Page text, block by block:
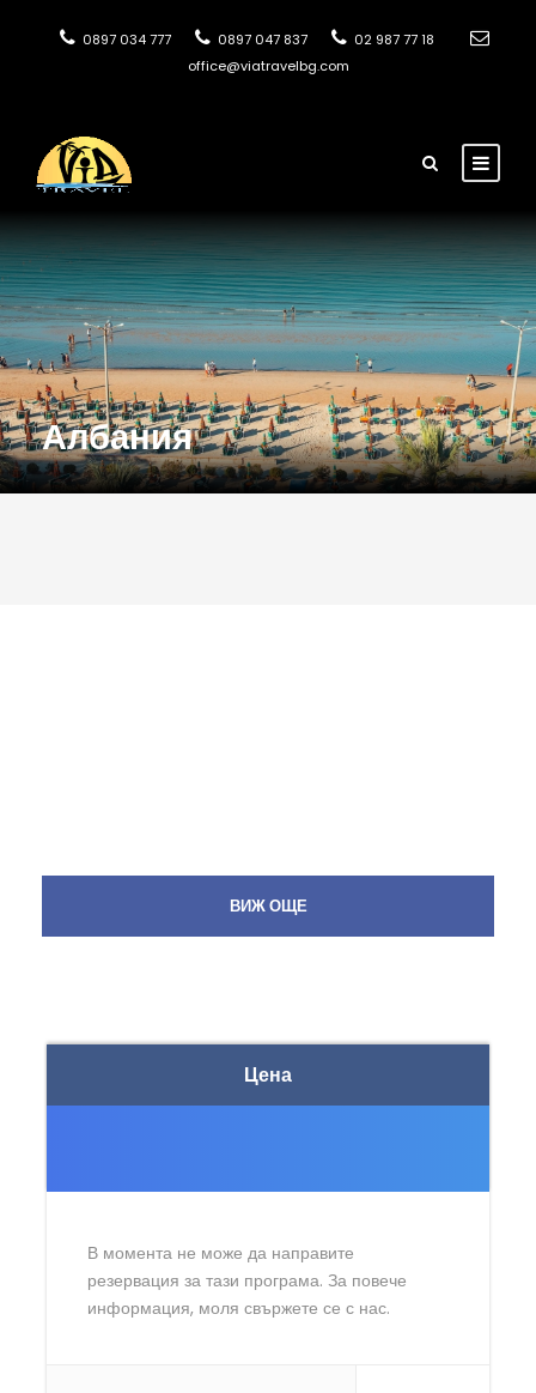
0897 034 777 0897 047 837
02 987 77 18
office@viatravelbg.com
Албания
Цена
В момента не може да направите
резервация за тази програма. За повече
информация, моля свържете се с нас.
ВИЖ ОЩЕ